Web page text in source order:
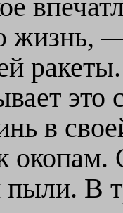
жизнь,
ракеты.
в
окопам.
В